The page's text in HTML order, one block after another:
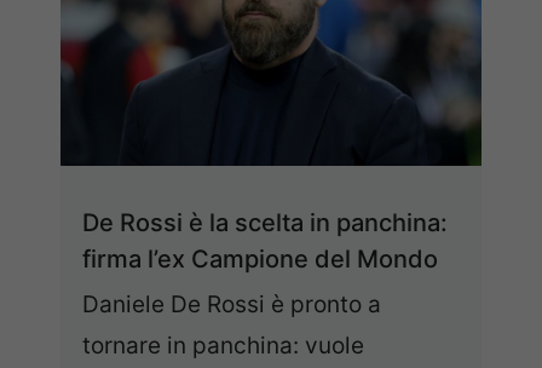
De Rossi è la scelta in panchina:
firma l’ex Campione del Mondo
Daniele De Rossi è pronto a
tornare in panchina: vuole